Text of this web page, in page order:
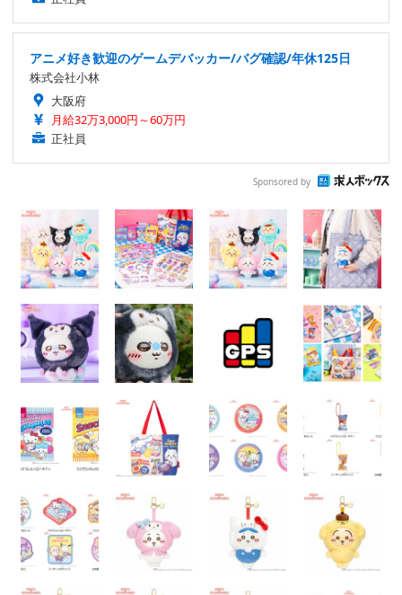
アニメ好き歓迎のゲームデバッカー/バグ確認/年休125日
株式会社小林
大阪府
月給32万3,000円～60万円
正社員
Sponsored by